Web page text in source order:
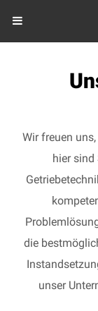
Wir freuen
hier sind
die
unser